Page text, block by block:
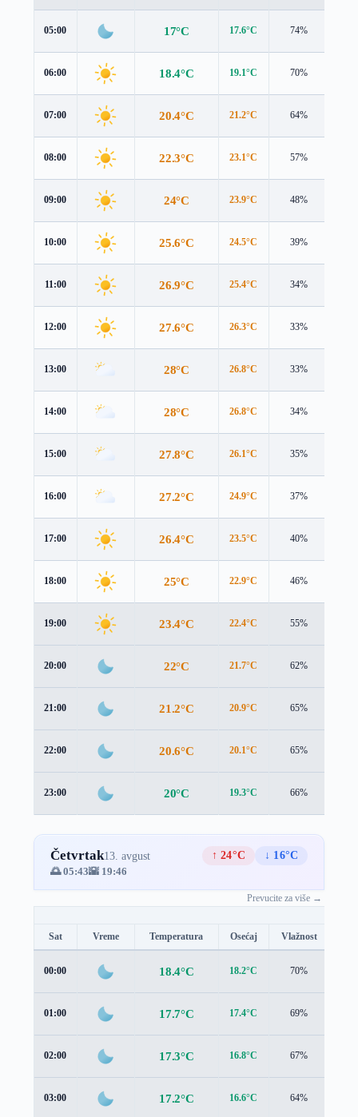
05:00 17°C 17.6°C 74%
06:00 18.4°C 19.1°C 70%
07:00 20.4°C 21.2°C 64%
08:00 22.3°C 23.1°C 57%
09:00 24°C 23.9°C 48%
10:00 25.6°C 24.5°C 39%
11:00 26.9°C 25.4°C 34%
12:00 27.6°C 26.3°C 33%
13:00 28°C 26.8°C 33%
14:00 28°C 26.8°C 34%
15:00 27.8°C 26.1°C 35%
16:00 27.2°C 24.9°C 37%
17:00 26.4°C 23.5°C 40%
18:00 25°C 22.9°C 46%
19:00 23.4°C 22.4°C 55%
20:00 22°C 21.7°C 62%
21:00 21.2°C 20.9°C 65%
22:00 20.6°C 20.1°C 65%
23:00 20°C 19.3°C 66%
Četvrtak13. avgust ↑ 24°C
↓ 16°C
🌅 05:43🌇 19:46
Prevucite za više →
Sat Vreme Temperatura Osećaj Vlažnost
00:00 18.4°C 18.2°C 70%
01:00 17.7°C 17.4°C 69%
02:00 17.3°C 16.8°C 67%
03:00 17.2°C 16.6°C 64%